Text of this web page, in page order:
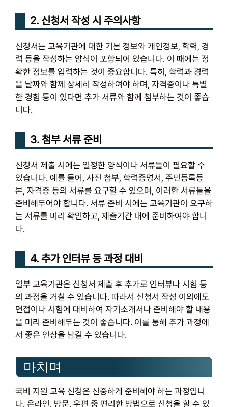
2. 신청서 작성 시 주의사항
신청서는 교육기관에 대한 기본 정보와 개인정보, 학력, 경
력 등을 작성하는 양식이 포함되어 있습니다. 이 때에는 정
확한 정보를 입력하는 것이 중요합니다. 특히, 학력과 경력
을 날짜와 함께 상세히 작성하여야 하며, 자격증이나 특별
한 경험 등이 있다면 추가 서류와 함께 첨부하는 것이 좋습
니다.
3. 첨부 서류 준비
신청서 제출 시에는 일정한 양식이나 서류들이 필요할 수
있습니다. 예를 들어, 사진 첨부, 학력증명서, 주민등록등
본, 자격증 등의 서류를 요구할 수 있으며, 이러한 서류들을
준비해두어야 합니다. 서류 준비 시에는 교육기관이 요구하
는 서류를 미리 확인하고, 제출기간 내에 준비하여야 합니
다.
4. 추가 인터뷰 등 과정 대비
일부 교육기관은 신청서 제출 후 추가로 인터뷰나 시험 등
의 과정을 거칠 수 있습니다. 따라서 신청서 작성 이외에도
면접이나 시험에 대비하여 자기소개서나 준비해야 할 내용
을 미리 준비해두는 것이 좋습니다. 이를 통해 추가 과정에
서 좋은 인상을 남길 수 있습니다.
마치며
국비 지원 교육 신청은 신중하게 준비해야 하는 과정입니
다. 온라인, 방문, 우편 중 편리한 방법으로 신청을 할 수 있